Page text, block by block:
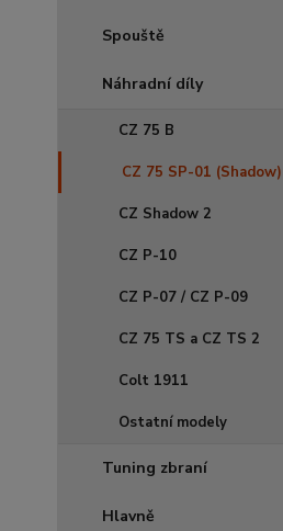
Spouště
Náhradní díly
CZ 75 B
CZ 75 SP-01 (Shadow)
CZ Shadow 2
CZ P-10
CZ P-07 / CZ P-09
CZ 75 TS a CZ TS 2
Colt 1911
Ostatní modely
Tuning zbraní
Hlavně